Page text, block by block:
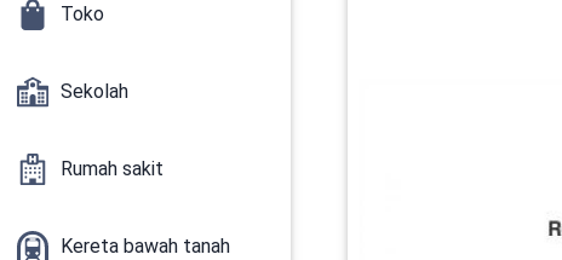
Toko
Sekolah
Rumah sakit
Kereta bawah tanah